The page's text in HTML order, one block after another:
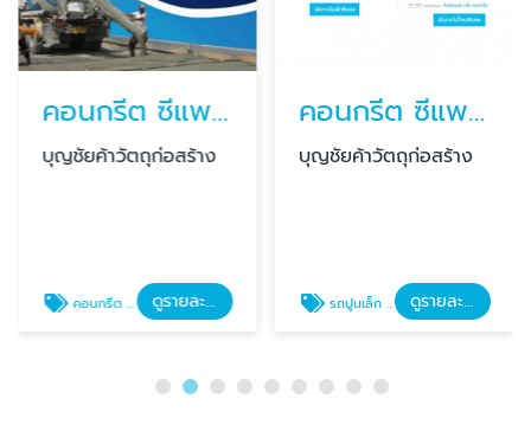
คอนกรีต ซีแพค CPAC Super Plus
บุญชัยค้าวัตถุก่อสร้าง
คอนกรีต Super Plus ดูรายละเอียด
คอนกรีต ซีแพค รถเล็ก
บุญชัยค้าวัตถุก่อสร้าง
รถปูนเล็ก ราคา ดูรายละเอียด